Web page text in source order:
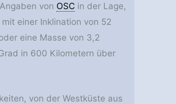
von OSCin der Lage,
einer Inklination von 52
eine Masse von 3,2
in 600 Kilometern über
von der Westküste aus